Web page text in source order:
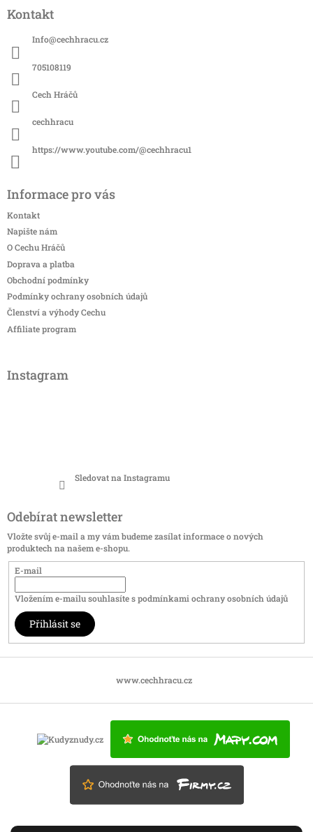
pKontakt
Info@cechhracu.cz
705108119
Cech Hráčů
cechhracu
https://www.youtube.com/@cechhracu1
Informace pro vás
Kontakt
Napište nám
O Cechu Hráčů
Doprava a platba
Obchodní podmínky
Podmínky ochrany osobních údajů
Členství a výhody Cechu
Affiliate program
Instagram
Sledovat na Instagramu
Odebírat newsletter
Vložte svůj e-mail a my vám budeme zasílat informace o nových
produktech na našem e-shopu.
E-mail
Vložením e-mailu souhlasíte spodmínkami ochrany osobních údajů
Přihlásit se
www.cechhracu.cz